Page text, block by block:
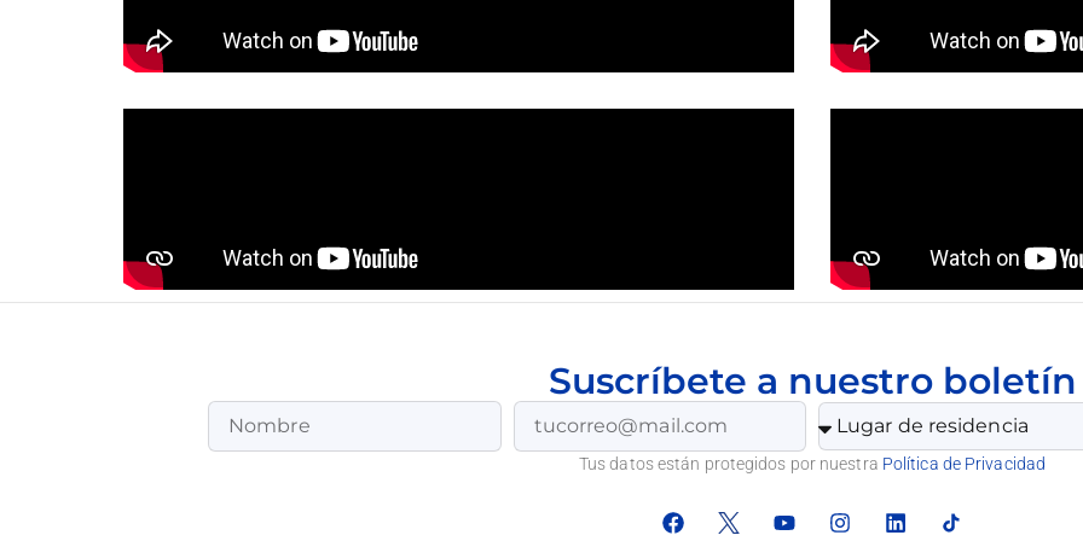
Suscríbete a nuestro boletín
Tus datos están protegidos por nuestra Política de Privacidad